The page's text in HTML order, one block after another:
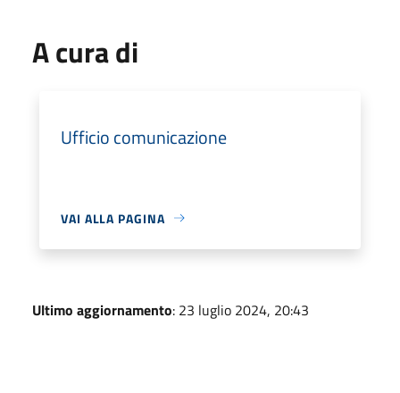
A cura di
Ufficio comunicazione
VAI ALLA PAGINA
Ultimo aggiornamento: 23 luglio 2024, 20:43